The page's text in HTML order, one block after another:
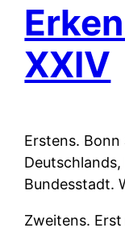
XXIV
Erstens. Bonn
Bundesstadt.
Zweitens.